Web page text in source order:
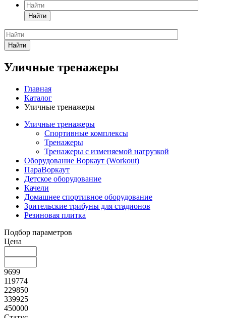
Найти
Найти
Уличные тренажеры
Главная
Каталог
Уличные тренажеры
Уличные тренажеры
Спортивные комплексы
Тренажеры
Тренажеры с изменяемой нагрузкой
Оборудование Воркаут (Workout)
ПараВоркаут
Детское оборудование
Качели
Домашнее спортивное оборудование
Зрительские трибуны для стадионов
Резиновая плитка
Подбор параметров
Цена
9699
119774
229850
339925
450000